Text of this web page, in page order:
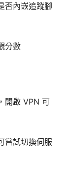
否內嵌追蹤腳
分數
開啟 VPN 可
嘗試切換伺服